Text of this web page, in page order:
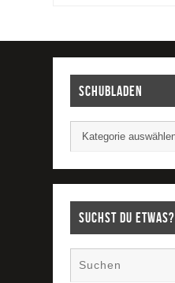
Schubladen
Suchst Du etwas?